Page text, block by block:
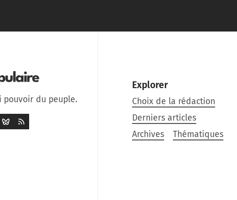
pouvoir du peuple.
Explorer
Choix de la rédaction
Derniers articles
Archives
Thématiques